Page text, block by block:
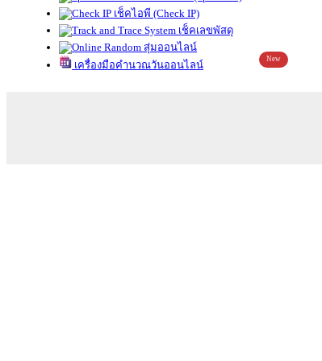
เช็คไอพี (Check IP)
เช็คเลขพัสดุ
สุ่มออนไลน์
เครื่องมือคำนวณวันออนไลน์
New